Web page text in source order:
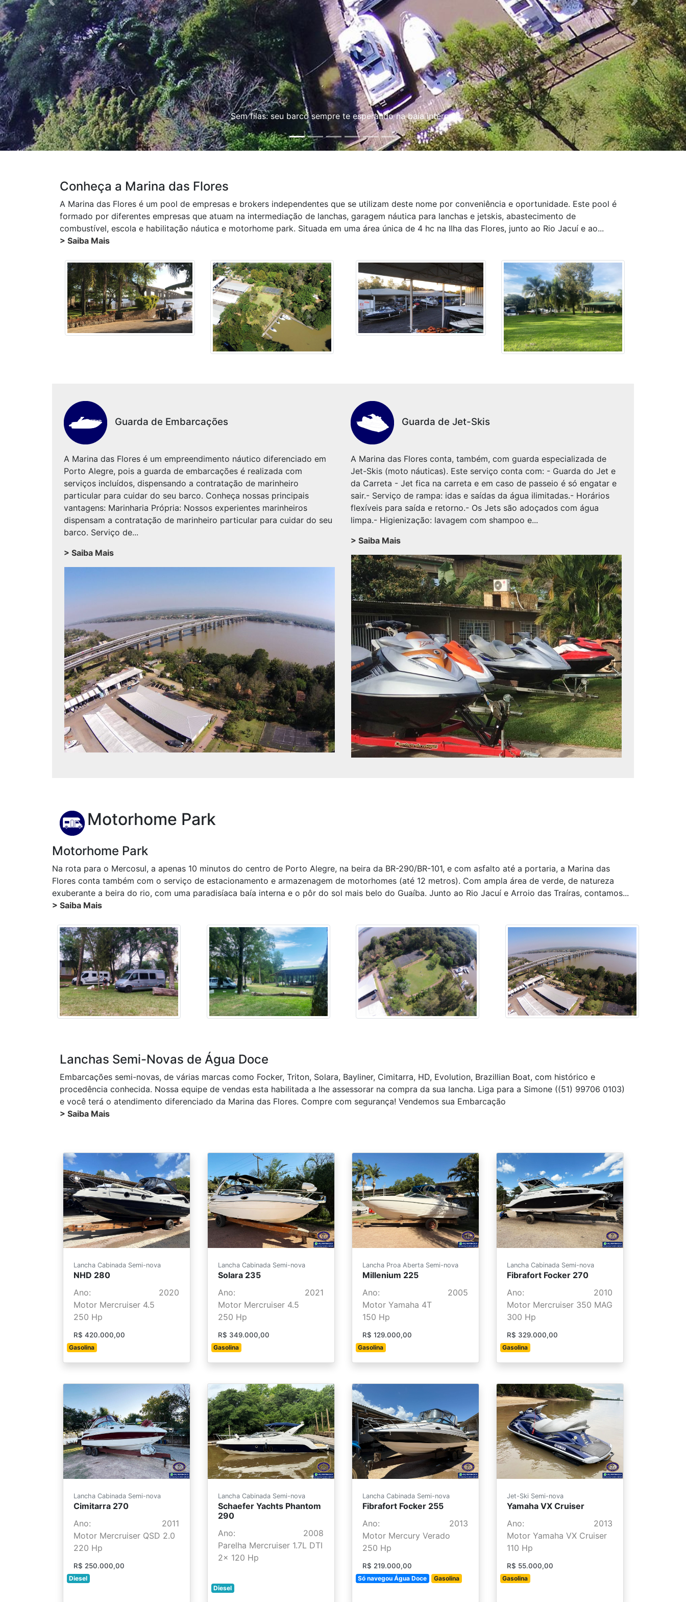
Novas Vagas - Conclusão do Pavilhão Leste
Previous Next
Conheça a Marina das Flores
A Marina das Flores é um pool de empresas e brokers independentes que se utilizam deste nome por conveniência e oportunidade. Este pool é
formado por diferentes empresas que atuam na intermediação de lanchas, garagem náutica para lanchas e jetskis, abastecimento de
combustível, escola e habilitação náutica e motorhome park. Situada em uma área única de 4 hc na Ilha das Flores, junto ao Rio Jacuí e ao...
> Saiba Mais
Guarda de Embarcações
A Marina das Flores é um empreendimento náutico diferenciado em
Porto Alegre, pois a guarda de embarcações é realizada com
serviços incluídos, dispensando a contratação de marinheiro
particular para cuidar do seu barco. Conheça nossas principais
vantagens: Marinharia Própria: Nossos experientes marinheiros
dispensam a contratação de marinheiro particular para cuidar do seu
barco. Serviço de...
> Saiba Mais
Guarda de Jet-Skis
A Marina das Flores conta, também, com guarda especializada de
Jet-Skis (moto náuticas). Este serviço conta com: - Guarda do Jet e
da Carreta - Jet fica na carreta e em caso de passeio é só engatar e
sair.- Serviço de rampa: idas e saídas da água ilimitadas.- Horários
flexíveis para saída e retorno.- Os Jets são adoçados com água
limpa.- Higienização: lavagem com shampoo e...
> Saiba Mais
Motorhome Park
Motorhome Park
Na rota para o Mercosul, a apenas 10 minutos do centro de Porto Alegre, na beira da BR-290/BR-101, e com asfalto até a portaria, a Marina das
Flores conta também com o serviço de estacionamento e armazenagem de motorhomes (até 12 metros). Com ampla área de verde, de natureza
exuberante a beira do rio, com uma paradisíaca baía interna e o pôr do sol mais belo do Guaíba. Junto ao Rio Jacuí e Arroio das Traíras, contamos...
> Saiba Mais
Lanchas Semi-Novas de Água Doce
Embarcações semi-novas, de várias marcas como Focker, Triton, Solara, Bayliner, Cimitarra, HD, Evolution, Brazillian Boat, com histórico e
procedência conhecida. Nossa equipe de vendas esta habilitada a lhe assessorar na compra da sua lancha. Liga para a Simone ((51) 99706 0103)
e você terá o atendimento diferenciado da Marina das Flores. Compre com segurança! Vendemos sua Embarcação
> Saiba Mais
Lancha Cabinada Semi-nova
NHD 280
Ano:
2020
Motor Mercruiser 4.5
250 Hp
R$ 420.000,00
Gasolina
Lancha Cabinada Semi-nova
Solara 235
Ano:
2021
Motor Mercruiser 4.5
250 Hp
R$ 349.000,00
Gasolina
Lancha Proa Aberta Semi-nova
Millenium 225
Ano:
2005
Motor Yamaha 4T
150 Hp
R$ 129.000,00
Gasolina
Lancha Cabinada Semi-nova
Fibrafort Focker 270
Ano:
2010
Motor Mercruiser 350 MAG
300 Hp
R$ 329.000,00
Gasolina
Lancha Cabinada Semi-nova
Cimitarra 270
Ano:
2011
Motor Mercruiser QSD 2.0
220 Hp
R$ 250.000,00
Diesel
Lancha Cabinada Semi-nova
Schaefer Yachts Phantom
290
Ano:
2008
Parelha Mercruiser 1.7L DTI
2x 120 Hp
Diesel
Lancha Cabinada Semi-nova
Fibrafort Focker 255
Ano:
2013
Motor Mercury Verado
250 Hp
R$ 219.000,00
Só navegou Água Doce Gasolina
Jet-Ski Semi-nova
Yamaha VX Cruiser
Ano:
2013
Motor Yamaha VX Cruiser
110 Hp
R$ 55.000,00
Gasolina